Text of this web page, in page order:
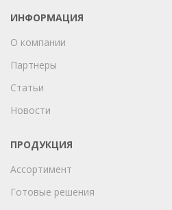
ИНФОРМАЦИЯ
О компании
Партнеры
Статьи
Новости
ПРОДУКЦИЯ
Ассортимент
Готовые решения